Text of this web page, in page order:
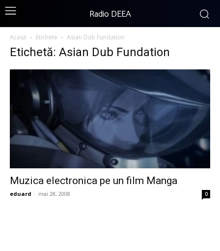
Radio DEEA
Acasă Etichete Asian Dub Fundation
Etichetă: Asian Dub Fundation
Muzica electronica pe un film Manga
eduard - mai 28, 2008 0